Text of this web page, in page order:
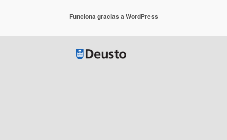
Funciona gracias a WordPress